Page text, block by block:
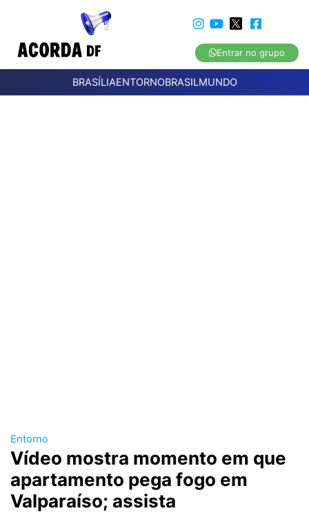
Entrar no grupo
BRASÍLIAENTORNOBRASILMUNDO
Entorno
Vídeo mostra momento em que
apartamento pega fogo em
Valparaíso; assista